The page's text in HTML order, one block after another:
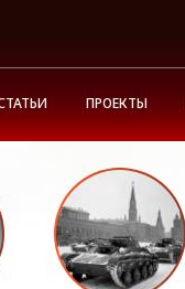
ПРОЕКТЫ